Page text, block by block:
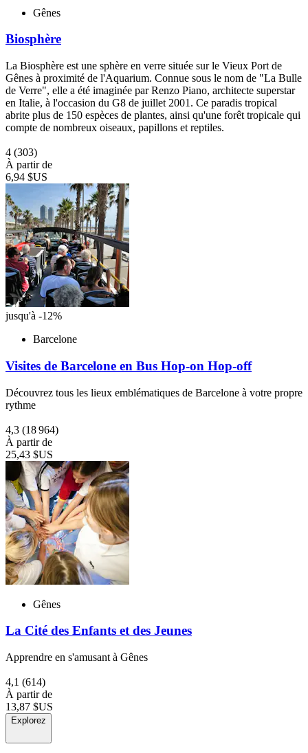
Gênes
Biosphère
La Biosphère est une sphère en verre située sur le Vieux Port de
Gênes à proximité de l'Aquarium. Connue sous le nom de "La Bulle
de Verre", elle a été imaginée par Renzo Piano, architecte superstar
en Italie, à l'occasion du G8 de juillet 2001. Ce paradis tropical
abrite plus de 150 espèces de plantes, ainsi qu'une forêt tropicale qui
compte de nombreux oiseaux, papillons et reptiles.
4 (303)
À partir de
6,94 $US
jusqu'à -12%
Barcelone
Visites de Barcelone en Bus Hop-on Hop-off
Découvrez tous les lieux emblématiques de Barcelone à votre propre
rythme
4,3 (18 964)
À partir de
25,43 $US
Gênes
La Cité des Enfants et des Jeunes
Apprendre en s'amusant à Gênes
4,1 (614)
À partir de
13,87 $US
Explorez